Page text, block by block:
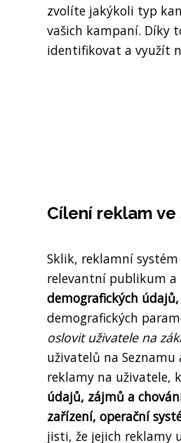
zvolíte jakýkoli typ
vašich kampaní. Díky
identifikovat a využít
Cílení reklam ve
Sklik, reklamní
relevantní publikum a
demografických
demografických
oslovit uživatele na
uživatelů na
reklamy na uživatele,
údajů, zájmů a
zařízení, operační
jisti, že jejich reklamy